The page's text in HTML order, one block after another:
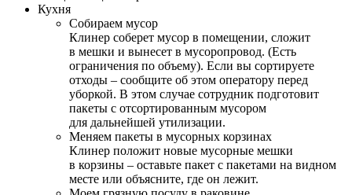
Кухня
Собираем мусор
Клинер соберет мусор в помещении, сложит
в мешки и вынесет в мусоропровод. (Есть
ограничения по объему). Если вы сортируете
отходы – сообщите об этом оператору перед
уборкой. В этом случае сотрудник подготовит
пакеты с отсортированным мусором
для дальнейшей утилизации.
Меняем пакеты в мусорных корзинах
Клинер положит новые мусорные мешки
в корзины – оставьте пакет с пакетами на видном
месте или объясните, где он лежит.